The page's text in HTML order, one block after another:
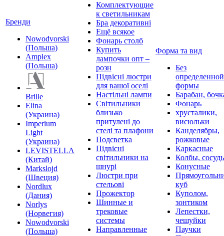
Бренди
Nowodvorski
(Польша)
Amplex
(Польша)
Brille
Elina
(Украина)
Imperium
Light
(Украина)
LEVISTELLA
(Китай)
Markslojd
(Швеция)
Nordlux
(Дания)
Norlys
(Норвегия)
Nowodvorski
(Польша)
Комплектующие
к светильникам
Бра декоративні
Ещё всякое
Фонарь столб
Купить
лампочки опт –
розн
Підвісні люстри
для вашої оселі
Настільні лампи
Світильники
близько
притулені до
стелі та плафони
Подсветка
Підвісні
світильники на
шнурі
Люстри при
стельові
Прожектор
Шинные и
трековые
системы
Направленные
Форма та вид
Без
определенной
формы
Барабан,
Фонарь
хрусталики,
висюльки
Канделябры,
рожковые
Каркасные
Колбы,
Конусные
куб
Куполом,
зонтиком
Лепестки,
чешуйки
Паучки